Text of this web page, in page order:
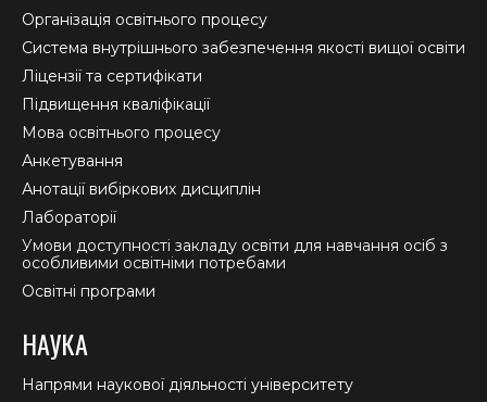
in
new
window
in
new
window
in
new
window
Організація освітнього процесу
Система внутрішнього забезпечення якості вищої освіти
Ліцензії та сертифікати
Підвищення кваліфікації
Мова освітнього процесу
Анкетування
Анотації вибіркових дисциплін
Лабораторії
Умови доступності закладу освіти для навчання осіб з
особливими освітніми потребами
Освітні програми
НАУКА
Напрями наукової діяльності університету